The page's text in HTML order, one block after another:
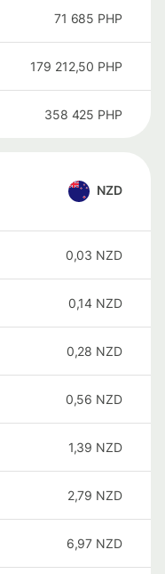
71 685 PHP
179 212,50 PHP
358 425 PHP
NZD
0,03 NZD
0,14 NZD
0,28 NZD
0,56 NZD
1,39 NZD
2,79 NZD
6,97 NZD